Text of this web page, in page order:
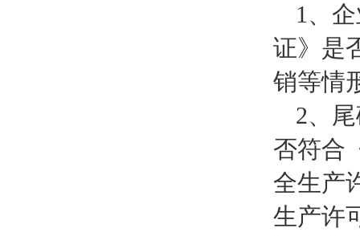
1、
证》是
销等情
2、
否符合
全生产
生产许